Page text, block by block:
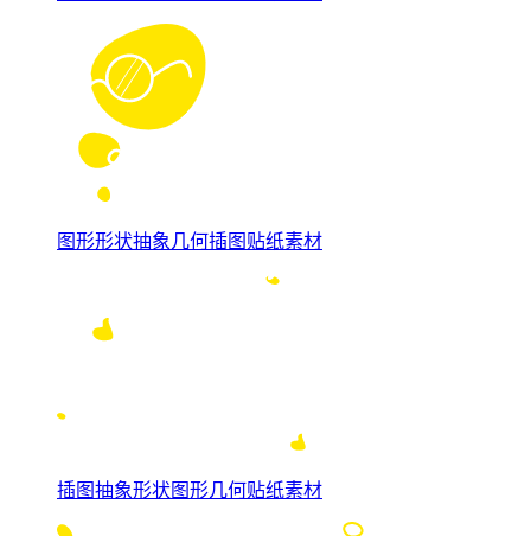
图形形状抽象几何插图贴纸素材
插图抽象形状图形几何贴纸素材